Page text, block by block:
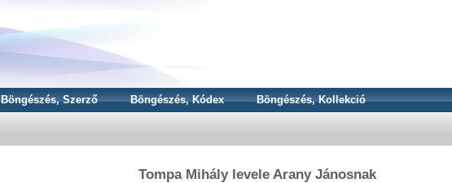
Böngészés, Szerző Böngészés, Kódex Böngészés, Kollekció
Tompa Mihály levele Arany Jánosnak